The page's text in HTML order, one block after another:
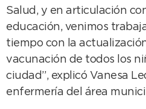
Salud, y en articulación
educación, venimos
tiempo con la
vacunación de todos los
ciudad”, explicó Vanesa
enfermería del área